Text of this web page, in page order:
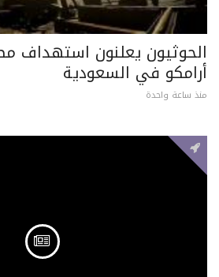
الحوثيون يعلنون استهداف
أرامكو في السعودية
منذ ساعة واحدة